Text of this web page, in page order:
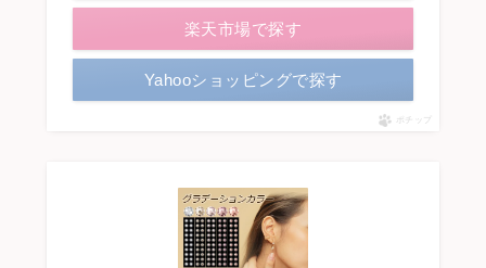
楽天市場で探す
Yahooショッピングで探す
ポチップ